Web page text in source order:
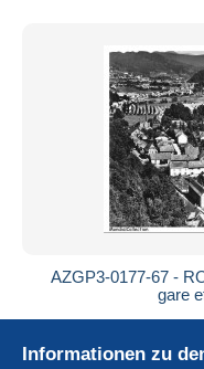
AZGP3-0177-67 -
gare
Informationen zu